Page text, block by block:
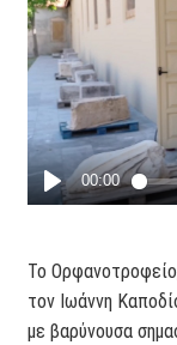
Το
τον Ιωάννη
με βαρύνουσα